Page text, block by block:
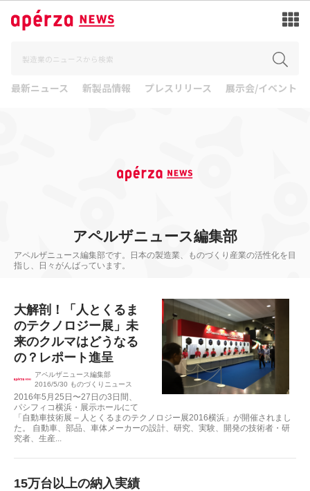
最新ニュース 新製品情報 プレスリリース 展示会/イベント
アペルザニュース編集部
アペルザニュース編集部です。日本の製造業、ものづくり産業の活性化を目
指し、日々がんばっています。
大解剖！「人とくるま
のテクノロジー展」未
来のクルマはどうなる
の？レポート進呈
アペルザニュース編集部
2016/5/30 ものづくりニュース
2016年5月25日〜27日の3日間、
パシフィコ横浜・展示ホールにて
「自動車技術展 – 人とくるまのテクノロジー展2016横浜」が開催されまし
た。 自動車、部品、車体メーカーの設計、研究、実験、開発の技術者・研
究者、生産...
15万台以上の納入実績